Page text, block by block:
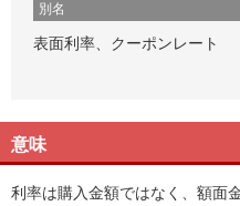
別名
表面利率、クーポンレート
意味
利率は購入金額ではなく、額面